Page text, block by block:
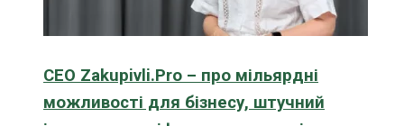
CEO Zakupivli.Pro – про мільярдні
можливості для бізнесу, штучний